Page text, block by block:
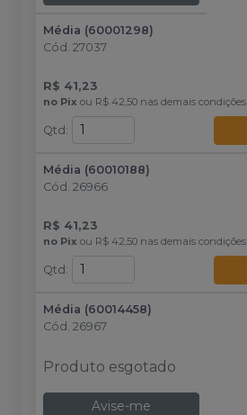
Média (60001298)
Cód. 27037
R$ 41,23
no Pix ou R$ 42,50 nas demais condições
Qtd :
Média (60010188)
Cód. 26966
R$ 41,23
no Pix ou R$ 42,50 nas demais condições
Qtd :
Média (60014458)
Cód. 26967
Produto esgotado
Avise-me